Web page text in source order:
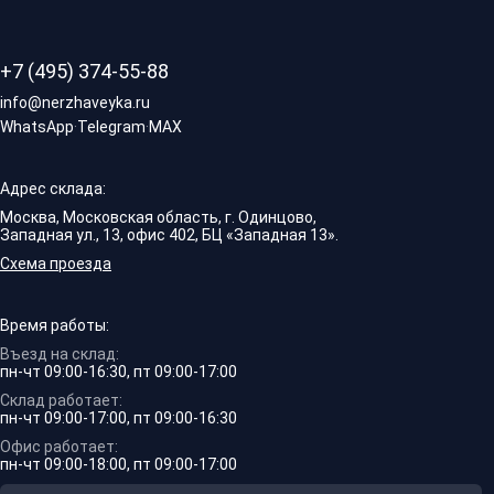
+7 (495) 374-55-88
info@nerzhaveyka.ru
WhatsApp·Telegram·MAX
Адрес склада:
Москва, Московская область, г. Одинцово,
Западная ул., 13, офис 402, БЦ «Западная 13».
Схема проезда
Время работы:
Въезд на склад:
пн-чт 09:00-16:30, пт 09:00-17:00
Склад работает:
пн-чт 09:00-17:00, пт 09:00-16:30
Офис работает:
пн-чт 09:00-18:00, пт 09:00-17:00